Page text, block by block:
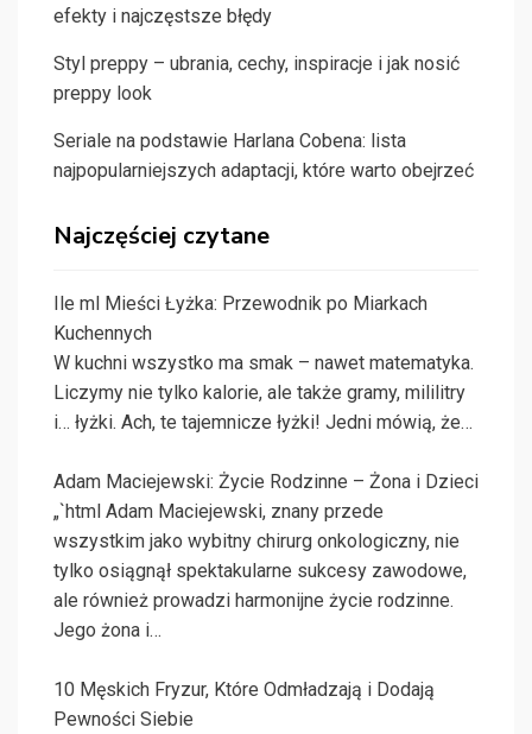
efekty i najczęstsze błędy
Styl preppy – ubrania, cechy, inspiracje i jak nosić
preppy look
Seriale na podstawie Harlana Cobena: lista
najpopularniejszych adaptacji, które warto obejrzeć
Najczęściej czytane
Ile ml Mieści Łyżka: Przewodnik po Miarkach
Kuchennych
W kuchni wszystko ma smak – nawet matematyka.
Liczymy nie tylko kalorie, ale także gramy, mililitry
i… łyżki. Ach, te tajemnicze łyżki! Jedni mówią, że…
Adam Maciejewski: Życie Rodzinne – Żona i Dzieci
„`html Adam Maciejewski, znany przede
wszystkim jako wybitny chirurg onkologiczny, nie
tylko osiągnął spektakularne sukcesy zawodowe,
ale również prowadzi harmonijne życie rodzinne.
Jego żona i…
10 Męskich Fryzur, Które Odmładzają i Dodają
Pewności Siebie